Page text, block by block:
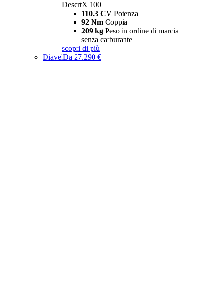
DesertX 100
110,3 CV Potenza
92 Nm Coppia
209 kg Peso in ordine di marcia
senza carburante
scopri di più
DiavelDa 27.290 €